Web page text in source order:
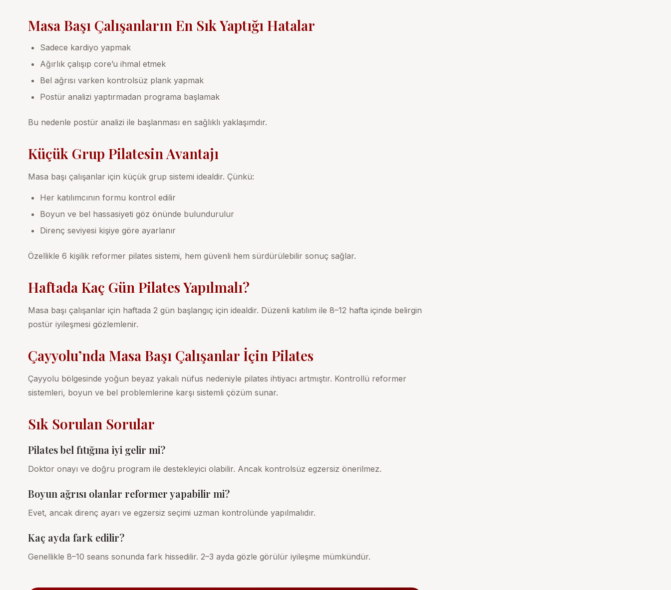
Masa Başı Çalışanların En Sık Yaptığı Hatalar
Sadece kardiyo yapmak
Ağırlık çalışıp core’u ihmal etmek
Bel ağrısı varken kontrolsüz plank yapmak
Postür analizi yaptırmadan programa başlamak
Bu nedenle postür analizi ile başlanması en sağlıklı yaklaşımdır.
Küçük Grup Pilatesin Avantajı
Masa başı çalışanlar için küçük grup sistemi idealdir. Çünkü:
Her katılımcının formu kontrol edilir
Boyun ve bel hassasiyeti göz önünde bulundurulur
Direnç seviyesi kişiye göre ayarlanır
Özellikle 6 kişilik reformer pilates sistemi, hem güvenli hem sürdürülebilir sonuç sağlar.
Haftada Kaç Gün Pilates Yapılmalı?
Masa başı çalışanlar için haftada 2 gün başlangıç için idealdir. Düzenli katılım ile 8–12 hafta içinde belirgin
postür iyileşmesi gözlemlenir.
Çayyolu’nda Masa Başı Çalışanlar İçin Pilates
Çayyolu bölgesinde yoğun beyaz yakalı nüfus nedeniyle pilates ihtiyacı artmıştır. Kontrollü reformer
sistemleri, boyun ve bel problemlerine karşı sistemli çözüm sunar.
Sık Sorulan Sorular
Pilates bel fıtığına iyi gelir mi?
Doktor onayı ve doğru program ile destekleyici olabilir. Ancak kontrolsüz egzersiz önerilmez.
Boyun ağrısı olanlar reformer yapabilir mi?
Evet, ancak direnç ayarı ve egzersiz seçimi uzman kontrolünde yapılmalıdır.
Kaç ayda fark edilir?
Genellikle 8–10 seans sonunda fark hissedilir. 2–3 ayda gözle görülür iyileşme mümkündür.